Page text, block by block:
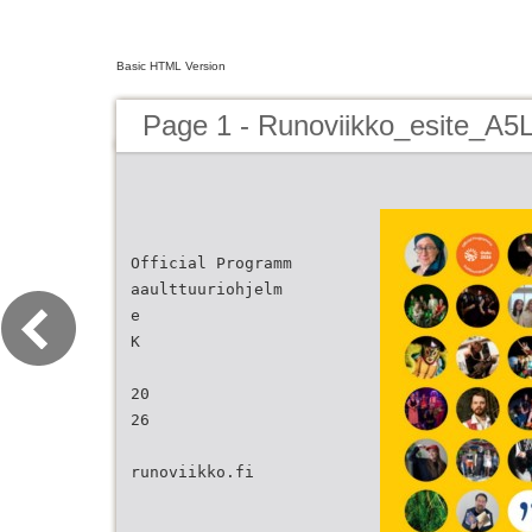
Basic HTML Version
Page 1 -
Official Programm
aaulttuuriohjelm
e
K
20
26
runoviikko.fi